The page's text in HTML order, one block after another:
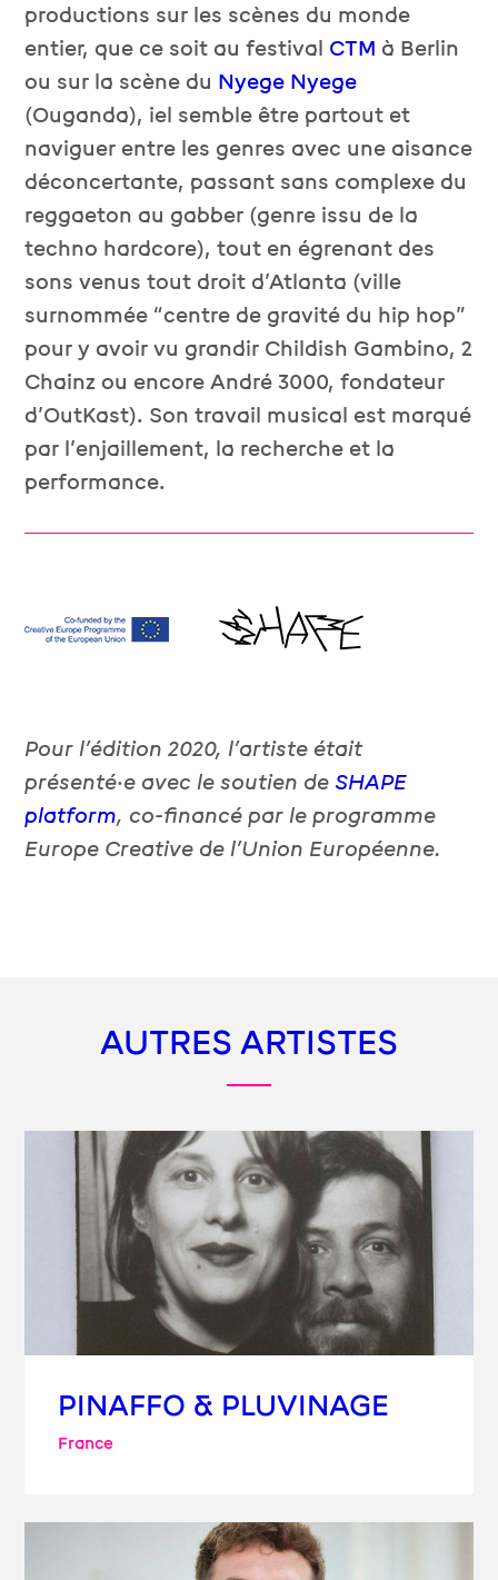
productions sur les scènes du monde
entier, que ce soit au festival CTM à Berlin
ou sur la scène du Nyege Nyege
(Ouganda), iel semble être partout et
naviguer entre les genres avec une aisance
déconcertante, passant sans complexe du
reggaeton au gabber (genre issu de la
techno hardcore), tout en égrenant des
sons venus tout droit d’Atlanta (ville
surnommée “centre de gravité du hip hop”
pour y avoir vu grandir Childish Gambino, 2
Chainz ou encore André 3000, fondateur
d’OutKast). Son travail musical est marqué
par l’enjaillement, la recherche et la
performance.
Pour l’édition 2020, l’artiste était
présenté·e avec le soutien de SHAPE
platform, co-financé par le programme
Europe Creative de l’Union Européenne.
AUTRES ARTISTES
PINAFFO & PLUVINAGE
France